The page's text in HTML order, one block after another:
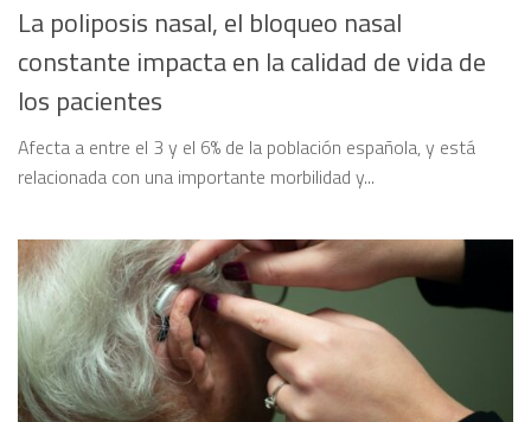
La poliposis nasal, el bloqueo nasal
constante impacta en la calidad de vida de
los pacientes
Afecta a entre el 3 y el 6% de la población española, y está
relacionada con una importante morbilidad y...